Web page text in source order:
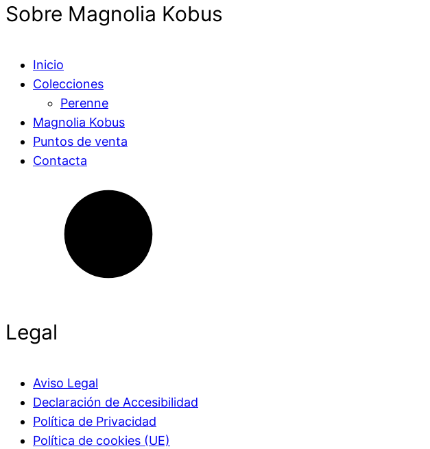
Sobre Magnolia Kobus
Inicio
Colecciones
Perenne
Magnolia Kobus
Puntos de venta
Contacta
Legal
Aviso Legal
Declaración de Accesibilidad
Política de Privacidad
Política de cookies (UE)